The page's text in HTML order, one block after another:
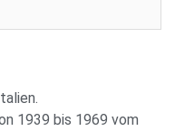
1939 bis 1969 vom